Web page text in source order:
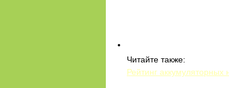
Читайте также:
Рейтинг